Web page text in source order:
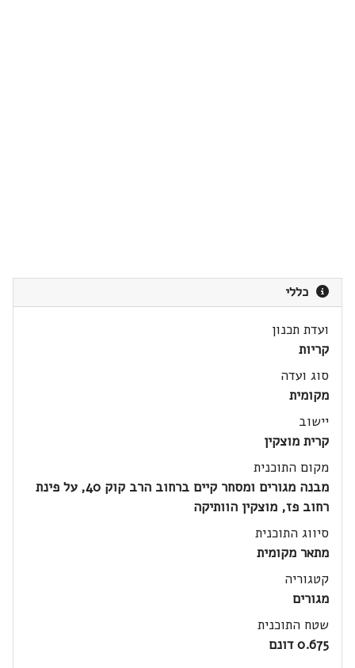
כללי
ועדת תכנון
קריות
סוג ועדה
מקומית
יישוב
קרית מוצקין
מקום התוכנית
מבנה מגורים ומסחר קיים ברחוב הרב קוק 40, על פינת
רחוב פז, מוצקין הוותיקה
סיווג התוכנית
מתאר מקומית
קטגוריה
מגורים
שטח התוכנית
0.675 דונם